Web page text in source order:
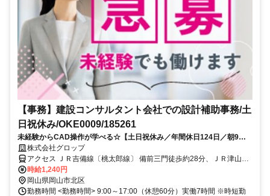
【事務】建設コンサルタント会社での設計補助事務/土
日祝休み/OKE0009/185261
未経験からCAD操作が学べる☆【土日祝休み／年間休日124日／朝9時
スタートでゆったり準備出来る◎】
株式会社グロップ
アクセス ＪＲ吉備線〔桃太郎線〕 備前三門徒歩約28分、ＪＲ津山線
法界院徒歩約34分、連絡バス 岡山徒歩約39分 備前三門駅から車で10
分 法界院駅から車で12分
時給1,240円
岡山県岡山市北区
勤務時間 <勤務時間> 9:00～17:00（休憩60分）実働7時間 ※時短勤